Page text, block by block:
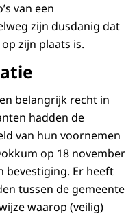
van een
zijn dusdanig dat
zijn plaats is.
belangrijk recht in
hadden de
van hun voornemen
op 18 november
bevestiging. Er heeft
tussen de gemeente
waarop (veilig)